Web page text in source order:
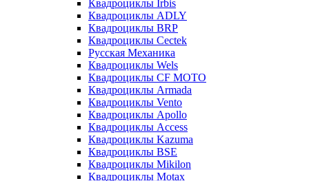
Квадроциклы Irbis
Квадроциклы ADLY
Квадроциклы BRP
Квадроциклы Cectek
Русская Механика
Квадроциклы Wels
Квадроциклы CF MOTO
Квадроциклы Armada
Квадроциклы Vento
Квадроциклы Apollo
Квадроциклы Access
Квадроциклы Kazuma
Квадроциклы BSE
Квадроциклы Mikilon
Квадроциклы Motax